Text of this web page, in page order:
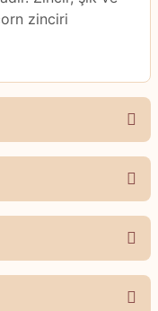
zinciri